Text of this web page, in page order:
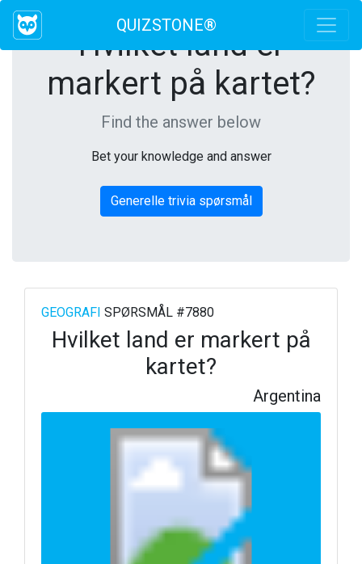
QUIZSTONE®
Hvilket land er
markert på kartet?
Find the answer below
Bet your knowledge and answer
Generelle trivia spørsmål
GEOGRAFI SPØRSMÅL #7880
Hvilket land er markert på
kartet?
Argentina